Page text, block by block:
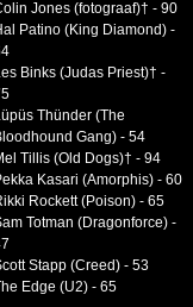
Jones (fotograaf)† - 90
Patino (King Diamond) -
Binks (Judas Priest)† -
Thünder (The
Gang) - 54
Tillis (Old Dogs)† - 94
Kasari (Amorphis) - 60
Rockett (Poison) - 65
Totman (Dragonforce) -
Stapp (Creed) - 53
Edge (U2) - 65